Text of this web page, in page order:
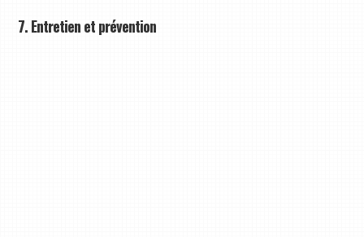
7. Entretien et prévention